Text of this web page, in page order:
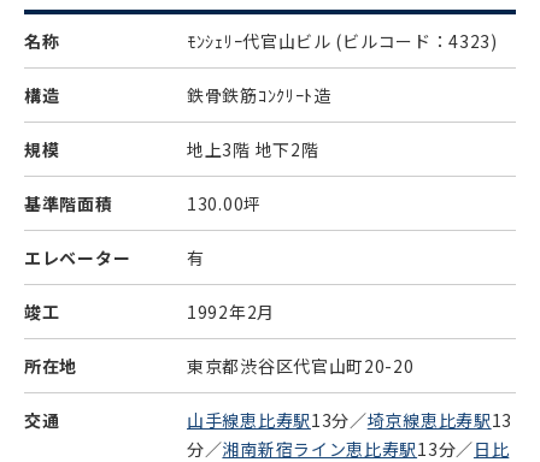
名称 ﾓﾝｼｪﾘｰ代官山ビル (ビルコード：4323)
構造 鉄骨鉄筋ｺﾝｸﾘｰﾄ造
規模 地上3階 地下2階
基準階面積 130.00坪
エレベーター 有
竣工 1992年2月
所在地 東京都渋谷区代官山町20-20
交通 山手線恵比寿駅13分／埼京線恵比寿駅13
分／湘南新宿ライン恵比寿駅13分／日比